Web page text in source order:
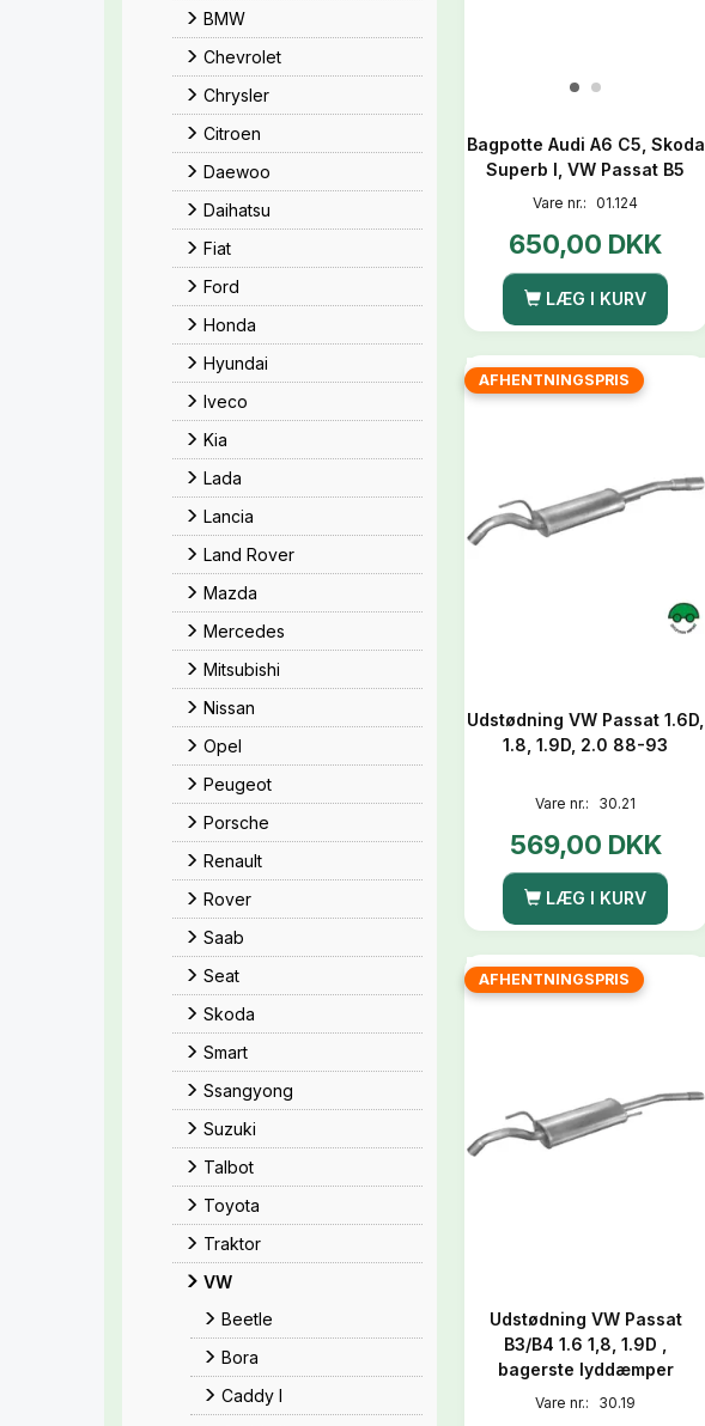
BMW
Chevrolet
Chrysler
Citroen
Daewoo
Daihatsu
Fiat
Ford
Honda
Hyundai
Iveco
Kia
Lada
Lancia
Land Rover
Mazda
Mercedes
Mitsubishi
Nissan
Opel
Peugeot
Porsche
Renault
Rover
Saab
Seat
Skoda
Smart
Ssangyong
Suzuki
Talbot
Toyota
Traktor
VW
Beetle
Bora
Caddy I
Bagpotte Audi A6 C5, Skoda
Superb I, VW Passat B5
Vare nr.: 01.124
650,00 DKK
LÆG I KURV
AFHENTNINGSPRIS
Udstødning VW Passat 1.6D,
1.8, 1.9D, 2.0 88-93
Vare nr.: 30.21
569,00 DKK
LÆG I KURV
AFHENTNINGSPRIS
Udstødning VW Passat
B3/B4 1.6 1,8, 1.9D ,
bagerste lyddæmper
Vare nr.: 30.19